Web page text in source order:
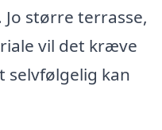
større terrasse,
vil det kræve
selvfølgelig kan